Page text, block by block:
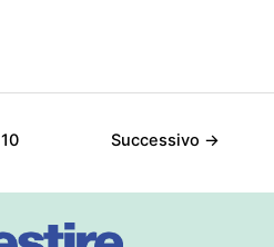
10 Successivo →